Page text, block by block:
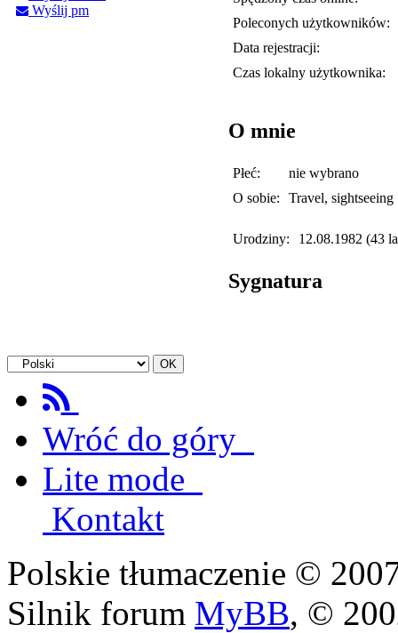
Wyślij pm
Poleconych użytkowników:
Data rejestracji:
Czas lokalny użytkownika:
O mnie
Płeć:
nie wybrano
O sobie:
Travel, sightseeing
Urodziny: 12.08.1982 (43
Sygnatura
Wróć do góry
Lite mode
Kontakt
Polskie tłumaczenie ©
Silnik forum MyBB, ©